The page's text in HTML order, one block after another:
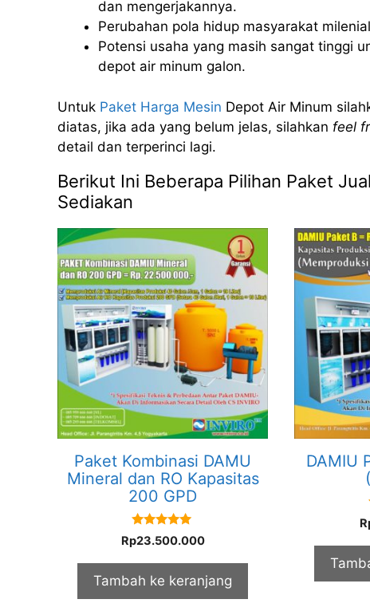
dan mengerjakannya.
Perubahan pola hidup masyarakat
Potensi usaha yang masih sangat tinggi
depot air minum galon.
Untuk Paket Harga Mesin Depot Air Minum
diatas, jika ada yang belum jelas, silahkan feel
detail dan terperinci lagi.
Berikut Ini Beberapa Pilihan Paket
Sediakan
Paket Kombinasi DAMU
Mineral dan RO Kapasitas
200 GPD
5.00
out of 5
Rp23.500.000
Tambah ke keranjang
DAMIU